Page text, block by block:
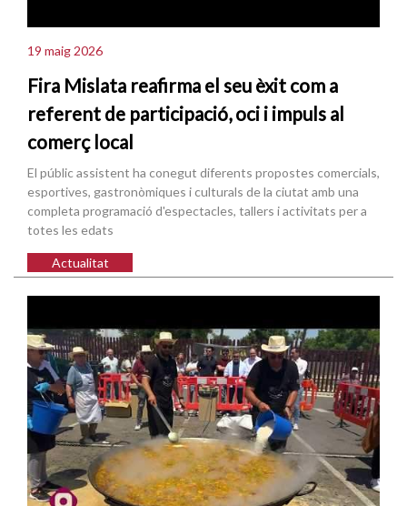
19 maig 2026
Fira Mislata reafirma el seu èxit com a
referent de participació, oci i impuls al
comerç local
El públic assistent ha conegut diferents propostes comercials,
esportives, gastronòmiques i culturals de la ciutat amb una
completa programació d'espectacles, tallers i activitats per a
totes les edats
Actualitat